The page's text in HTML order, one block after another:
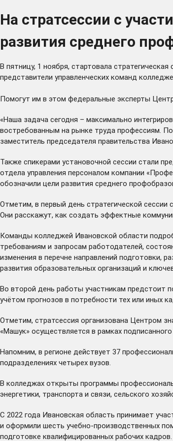
На стратсессии с
развития среднего
В пятницу, 1 ноября, стартовала
представители управленческих команд
Помогут им в этом федеральные эксперты
«Наша задача сегодня – максимально
востребованным на рынке труда профессиям.
заместитель председателя правительства
Также спикерами установочной сессии стали
отдела управления персоналом компании
обозначили цели развития среднего
Отметим, в первый день стратегической
Они расскажут, как создать эффектные
Команды колледжей Ивановской области
требованиям и запросам работодателей,
изменения в перечне направлений подготовки,
развития образовательных организаций и
Во второй день работы участникам предстоит
учётом прогнозов в потребности тех или иных
Отметим, стратсессия организована Центром
«Машук» осуществляется в рамках
Напомним, в регионе действует 37
подразделениях четырех вузов.
В колледжах открыты программы
энергетики, транспорта и связи, сельского
С 2022 года Ивановская область принимает
и оформили шесть учебно-производственных
подготовке квалифицированных рабочих